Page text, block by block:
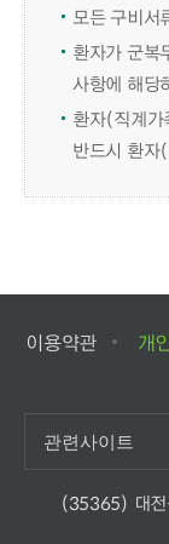
모든 구비서
환자가 군복
사항에 해당
환자(직계
반드시 환자
이용약관 개
관련사이트
(35365) 대전